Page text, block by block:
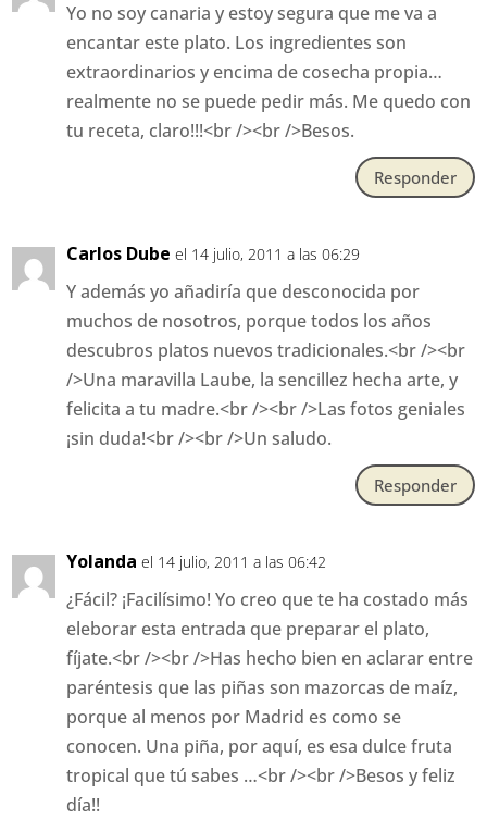
Yo no soy canaria y estoy segura que me va a
encantar este plato. Los ingredientes son
extraordinarios y encima de cosecha propia…
realmente no se puede pedir más. Me quedo con
tu receta, claro!!!<br /><br />Besos.
Responder
Carlos Dube el 14 julio, 2011 a las 06:29
Y además yo añadiría que desconocida por
muchos de nosotros, porque todos los años
descubros platos nuevos tradicionales.<br /><br
/>Una maravilla Laube, la sencillez hecha arte, y
felicita a tu madre.<br /><br />Las fotos geniales
¡sin duda!<br /><br />Un saludo.
Responder
Yolanda el 14 julio, 2011 a las 06:42
¿Fácil? ¡Facilísimo! Yo creo que te ha costado más
eleborar esta entrada que preparar el plato,
fíjate.<br /><br />Has hecho bien en aclarar entre
paréntesis que las piñas son mazorcas de maíz,
porque al menos por Madrid es como se
conocen. Una piña, por aquí, es esa dulce fruta
tropical que tú sabes …<br /><br />Besos y feliz
día!!